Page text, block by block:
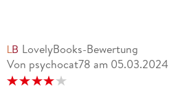
nachvollziehbar, warum der Täter so
war das ganze ziemlich konfus und
unlogisch. Zwei Sterne gebe ich, weil
LovelyBooks-Bewertung
Von psychocat78 am 05.03.2024